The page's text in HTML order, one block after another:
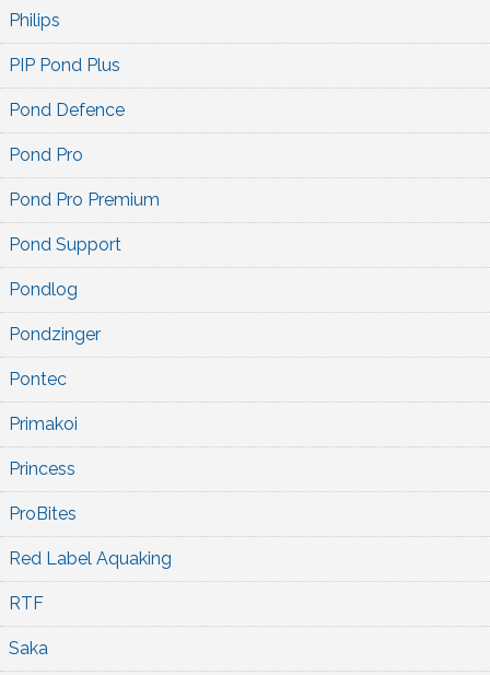
Philips
PIP Pond Plus
Pond Defence
Pond Pro
Pond Pro Premium
Pond Support
Pondlog
Pondzinger
Pontec
Primakoi
Princess
ProBites
Red Label Aquaking
RTF
Saka